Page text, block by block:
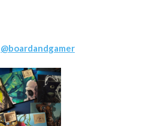
@boardandgamer